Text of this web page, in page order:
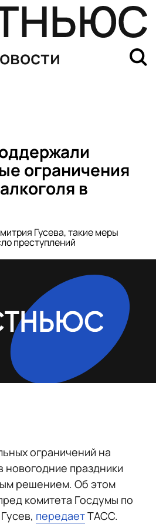
ограничения
в
Гусева, такие меры
преступлений
ограничений на
новогодние праздники
решением. Об этом
комитета Госдумы по
передаетТАСС.
ознаменовался